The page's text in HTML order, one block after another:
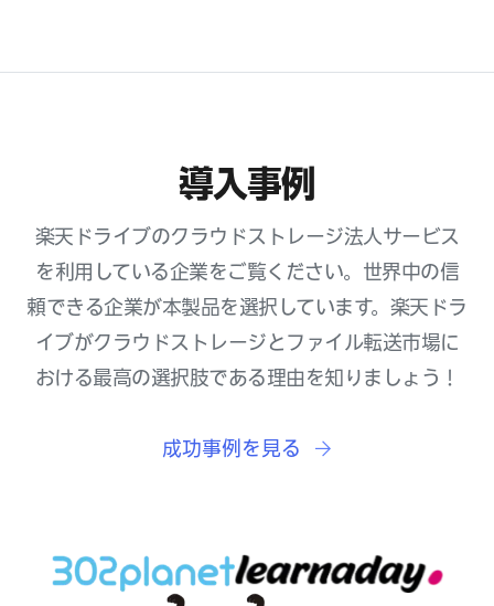
導入事例
楽天ドライブのクラウドストレージ法人サービス
を利用している企業をご覧ください。世界中の信
頼できる企業が本製品を選択しています。楽天ドラ
イブがクラウドストレージとファイル転送市場に
おける最高の選択肢である理由を知りましょう！
成功事例を見る